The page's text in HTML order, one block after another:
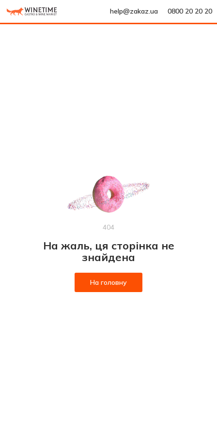
help@zakaz.ua 0800 20 20 20
404
На жаль, ця сторінка не
знайдена
На головну